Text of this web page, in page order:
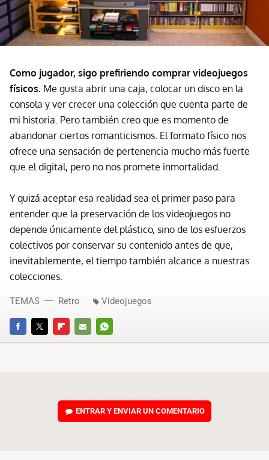
Como jugador, sigo prefiriendo comprar videojuegos
físicos. Me gusta abrir una caja, colocar un disco en la
consola y ver crecer una colección que cuenta parte de
mi historia. Pero también creo que es momento de
abandonar ciertos romanticismos. El formato físico nos
ofrece una sensación de pertenencia mucho más fuerte
que el digital, pero no nos promete inmortalidad.
Y quizá aceptar esa realidad sea el primer paso para
entender que la preservación de los videojuegos no
depende únicamente del plástico, sino de los esfuerzos
colectivos por conservar su contenido antes de que,
inevitablemente, el tiempo también alcance a nuestras
colecciones.
FACEBOOKTWITTERFLIPBOARD
E-
WHATSAPP
TEMAS Retro Videojuegos
ENTRAR Y ENVIAR UN COMENTARIO